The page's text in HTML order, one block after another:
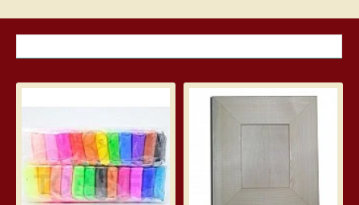
Silk Clay — шелковый пластилин